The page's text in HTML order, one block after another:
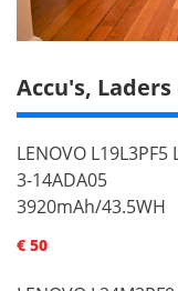
Accu's,
LENOVO
3-14ADA05
3920mAh/43.5WH
€ 50